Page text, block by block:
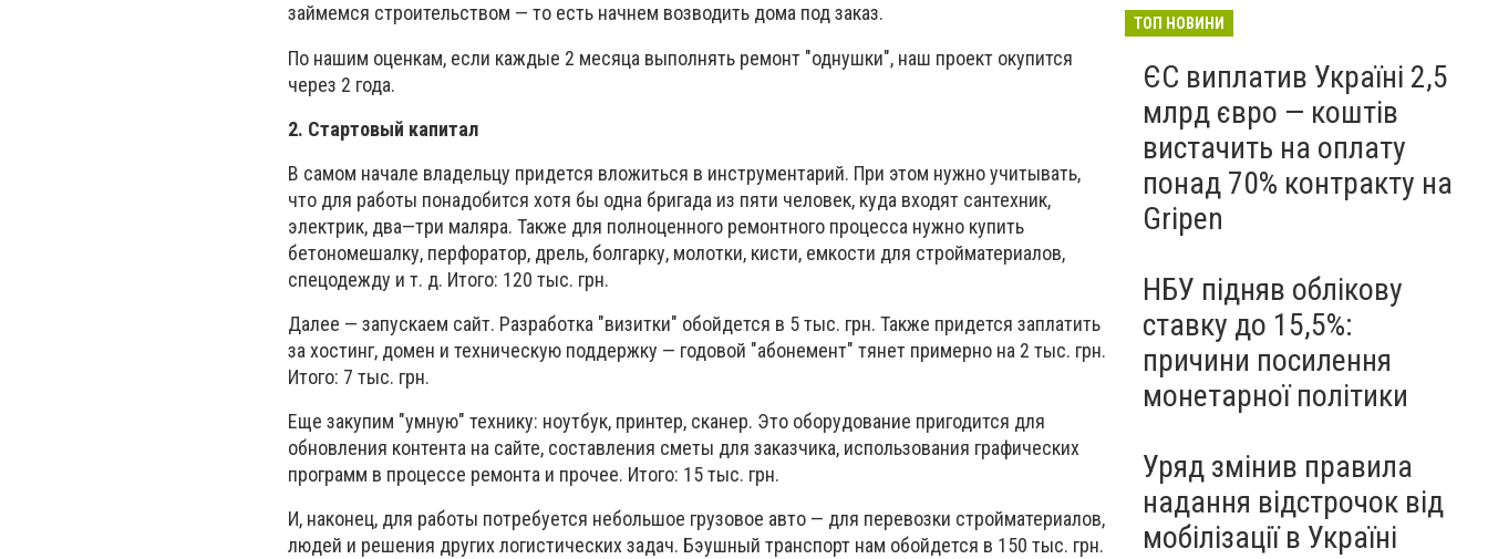
займемся строительством — то есть начнем возводить дома под заказ.
По нашим оценкам, если каждые 2 месяца выполнять ремонт "однушки", наш проект окупится
через 2 года.
2. Стартовый капитал
В самом начале владельцу придется вложиться в инструментарий. При этом нужно учитывать,
что для работы понадобится хотя бы одна бригада из пяти человек, куда входят сантехник,
электрик, два—три маляра. Также для полноценного ремонтного процесса нужно купить
бетономешалку, перфоратор, дрель, болгарку, молотки, кисти, емкости для стройматериалов,
спецодежду и т. д. Итого: 120 тыс. грн.
Далее — запускаем сайт. Разработка "визитки" обойдется в 5 тыс. грн. Также придется заплатить
за хостинг, домен и техническую поддержку — годовой "абонемент" тянет примерно на 2 тыс. грн.
Итого: 7 тыс. грн.
Еще закупим "умную" технику: ноутбук, принтер, сканер. Это оборудование пригодится для
обновления контента на сайте, составления сметы для заказчика, использования графических
программ в процессе ремонта и прочее. Итого: 15 тыс. грн.
И, наконец, для работы потребуется небольшое грузовое авто — для перевозки стройматериалов,
людей и решения других логистических задач. Бэушный транспорт нам обойдется в 150 тыс. грн.
ТОП НОВИНИ
ЄС виплатив Україні 2,5
млрд євро — коштів
вистачить на оплату
понад 70% контракту на
Gripen
НБУ підняв облікову
ставку до 15,5%:
причини посилення
монетарної політики
Уряд змінив правила
надання відстрочок від
мобілізації в Україні